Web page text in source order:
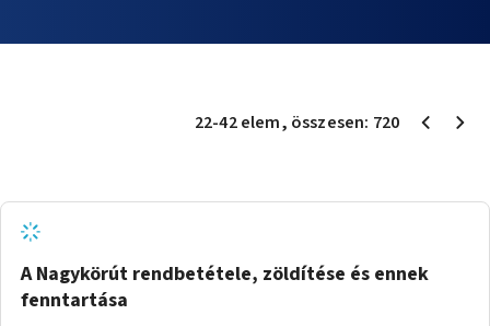
22-42elem, összesen: 720
A Nagykörút rendbetétele, zöldítése és ennek
fenntartása